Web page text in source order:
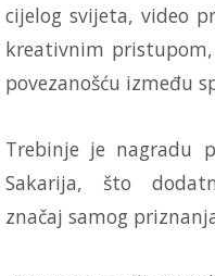
cijelog svijeta, video
kreativnim
povezanošću između
Trebinje je nagradu
Sakarija, što
značaj samog